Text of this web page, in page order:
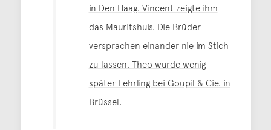
in Den Haag. Vincent zeigte ihm
das Mauritshuis. Die Brüder
versprachen einander nie im Stich
zu lassen. Theo wurde wenig
später Lehrling bei Goupil & Cie. in
Brüssel.